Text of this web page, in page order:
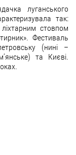
луганського
так:
стовпом
Фестиваль
(нині –
та Києві.